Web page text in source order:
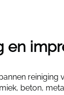
en
beton,